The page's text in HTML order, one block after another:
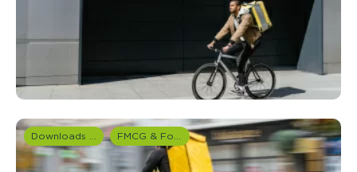
Downloads en rapportages FMCG & Food branche